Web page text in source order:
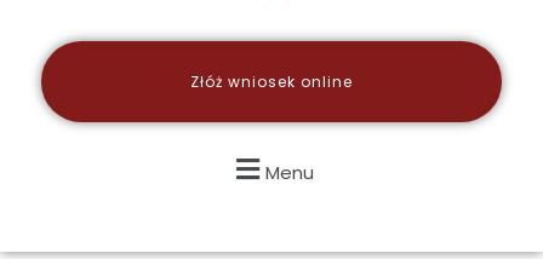
Złóż wniosek online
Menu